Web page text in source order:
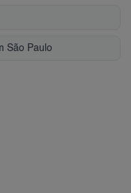
São Paulo